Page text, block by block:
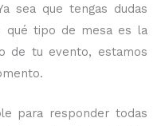
sea que tengas dudas
qué tipo de mesa es la
de tu evento, estamos
para responder todas